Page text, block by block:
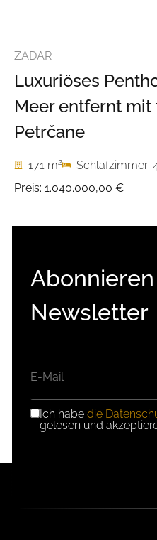
ZADAR
Luxuriöses
Meer entfernt
Petrčane
171 m2 Schlafzimmer:
Preis: 1.040.000,00 €
Newsletter
MAIL
DSGVO-
EINWILLIGUNG
Ich habe die
gelesen und